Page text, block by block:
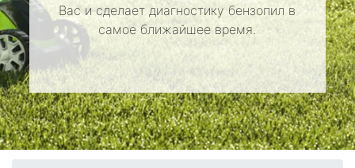
Вас и сделает диагностику бензопил в
самое ближайшее время.